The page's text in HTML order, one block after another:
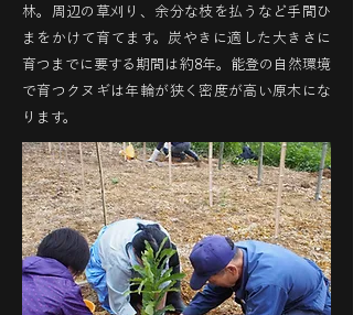
林。周辺の草刈り、余分な枝を払うなど手間ひ
まをかけて育てます。炭やきに適した大きさに
育つまでに要する期間は約8年。能登の自然環境
で育つクヌギは年輪が狭く密度が高い原木にな
ります。